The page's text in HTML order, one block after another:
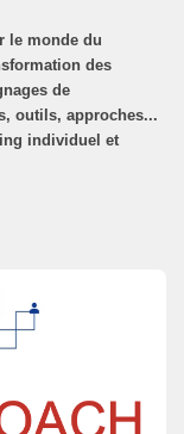
le monde du
des
de
outils, approches...
individuel et